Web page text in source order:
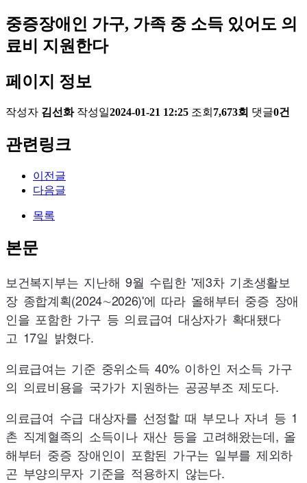
중증장애인 가구, 가족 중 소득 있어도 의
료비 지원한다
페이지 정보
작성자 김선화 작성일2024-01-21 12:25 조회 7,673회 댓글0건
관련링크
이전글
다음글
목록
본문
보건복지부는 지난해 9월 수립한 '제3차 기초생활보
장 종합계획(2024∼2026)'에 따라 올해부터 중증 장애
인을 포함한 가구 등 의료급여 대상자가 확대됐다
고 17일 밝혔다.
의료급여는 기준 중위소득40% 이하인 저소득 가구
의 의료비용을 국가가 지원하는 공공부조 제도다.
의료급여 수급 대상자를 선정할 때 부모나 자녀 등 1
촌 직계혈족의 소득이나 재산 등을 고려해왔는데, 올
해부터 중증 장애인이 포함된 가구는 일부를 제외하
곤 부양의무자 기준을 적용하지 않는다.